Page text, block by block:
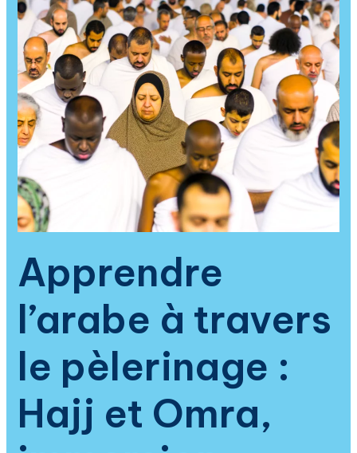
Apprendre
l’arabe à travers
le pèlerinage :
Hajj et Omra,
pèlerinage
Hajj
et
Omra,
immersion
spirituelle
pour
comprendre
le
Coran
et
raviver
foi
musulmane